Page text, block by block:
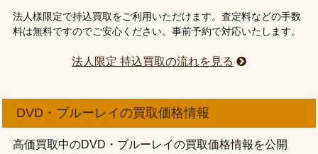
法人様限定で持込買取をご利用いただけます。査定料などの手数
料は無料ですのでご安心ください。事前予約で対応いたします。
法人限定 持込買取の流れを見る
DVD・ブルーレイの買取価格情報
高価買取中のDVD・ブルーレイの買取価格情報を公開